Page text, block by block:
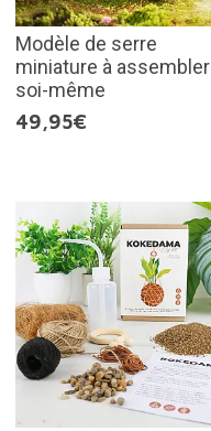
Modèle de serre
miniature à assembler
soi-même
49,95€